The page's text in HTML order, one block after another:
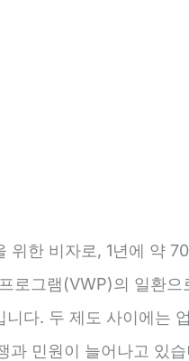
위한 비자로, 1년에 약
로그램(VWP)의 일환
다. 두 제도 사이에는
과 민원이 늘어나고 있